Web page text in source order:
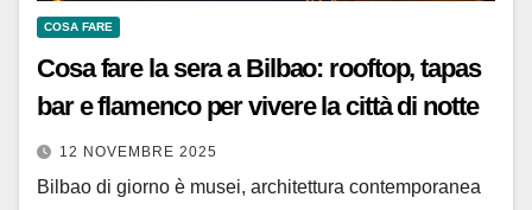
COSA FARE
Cosa fare la sera a Bilbao: rooftop, tapas
bar e flamenco per vivere la città di notte
12 NOVEMBRE 2025
Bilbao di giorno è musei, architettura contemporanea